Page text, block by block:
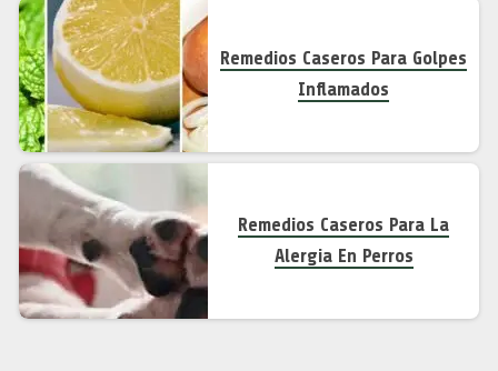
Remedios Caseros Para Golpes
Inflamados
Remedios Caseros Para La
Alergia En Perros